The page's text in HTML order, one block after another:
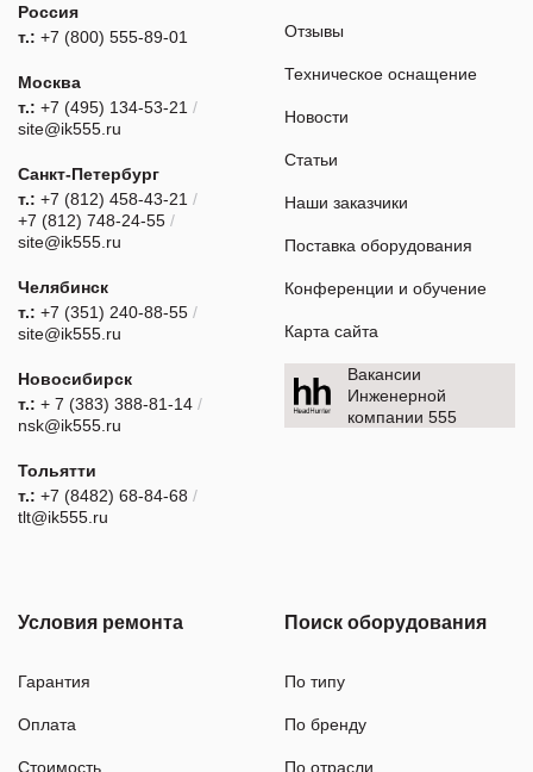
Россия
т.: +7 (800) 555-89-01
Москва
т.: +7 (495) 134-53-21 /
site@ik555.ru
Санкт-Петербург
т.: +7 (812) 458-43-21 /
+7 (812) 748-24-55 /
site@ik555.ru
Челябинск
т.: +7 (351) 240-88-55 /
site@ik555.ru
Новосибирск
т.: + 7 (383) 388-81-14 /
nsk@ik555.ru
Тольятти
т.: +7 (8482) 68-84-68 /
tlt@ik555.ru
Отзывы
Техническое оснащение
Новости
Статьи
Наши заказчики
Поставка оборудования
Конференции и обучение
Карта сайта
Вакансии
Инженерной
компании 555
Условия ремонта
Гарантия
Оплата
Стоимость
Поиск оборудования
По типу
По бренду
По отрасли